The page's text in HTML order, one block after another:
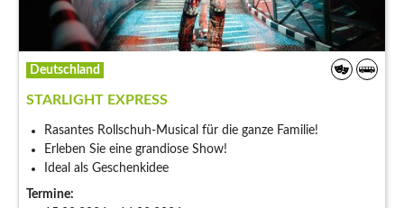
Deutschland
STARLIGHT EXPRESS
Rasantes Rollschuh-Musical für die ganze Familie!
Erleben Sie eine grandiose Show!
Ideal als Geschenkidee
Termine: